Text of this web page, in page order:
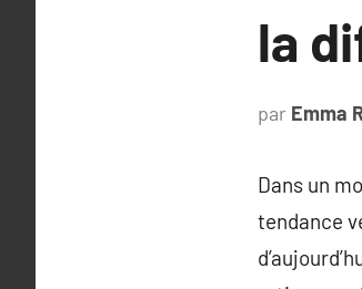
la
par Emma
Dans un
tendance